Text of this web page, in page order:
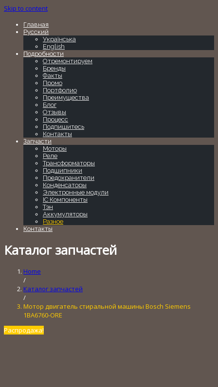
Skip to content
Главная
Русский
Українська
English
Подробности
Отремонтируем
Бренды
Факты
Промо
Портфолио
Преимущества
Блог
Отзывы
Процесс
Подпишитесь
Контакты
Запчасти
Моторы
Реле
Трансформаторы
Подшипники
Предохранители
Конденсаторы
Электронные модули
IC Компоненты
Тэн
Аккумуляторы
Разное
Контакты
Каталог запчастей
Home
/
Каталог запчастей
/
Мотор двигатель стиральной машины Bosch Siemens
1BA6760-ORE
Распродажа!